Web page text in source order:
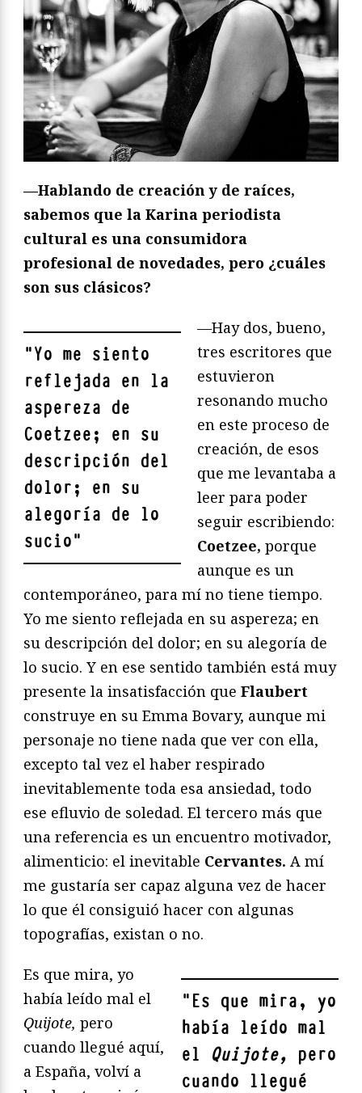
—Hablando de creación y de raíces,
sabemos que la Karina periodista
cultural es una consumidora
profesional de novedades, pero ¿cuáles
son sus clásicos?
"Yo me siento
reflejada en la
aspereza de
Coetzee; en su
descripción del
dolor; en su
alegoría de lo
sucio"
—Hay dos, bueno,
tres escritores que
estuvieron
resonando mucho
en este proceso de
creación, de esos
que me levantaba a
leer para poder
seguir escribiendo:
Coetzee, porque
aunque es un
contemporáneo, para mí no tiene tiempo.
Yo me siento reflejada en su aspereza; en
su descripción del dolor; en su alegoría de
lo sucio. Y en ese sentido también está muy
presente la insatisfacción que Flaubert
construye en su Emma Bovary, aunque mi
personaje no tiene nada que ver con ella,
excepto tal vez el haber respirado
inevitablemente toda esa ansiedad, todo
ese efluvio de soledad. El tercero más que
una referencia es un encuentro motivador,
alimenticio: el inevitable Cervantes. A mí
me gustaría ser capaz alguna vez de hacer
lo que él consiguió hacer con algunas
topografías, existan o no.
"Es que mira, yo
había leído mal
el Quijote, pero
cuando llegué
Es que mira, yo
había leído mal el
Quijote, pero
cuando llegué aquí,
a España, volví a